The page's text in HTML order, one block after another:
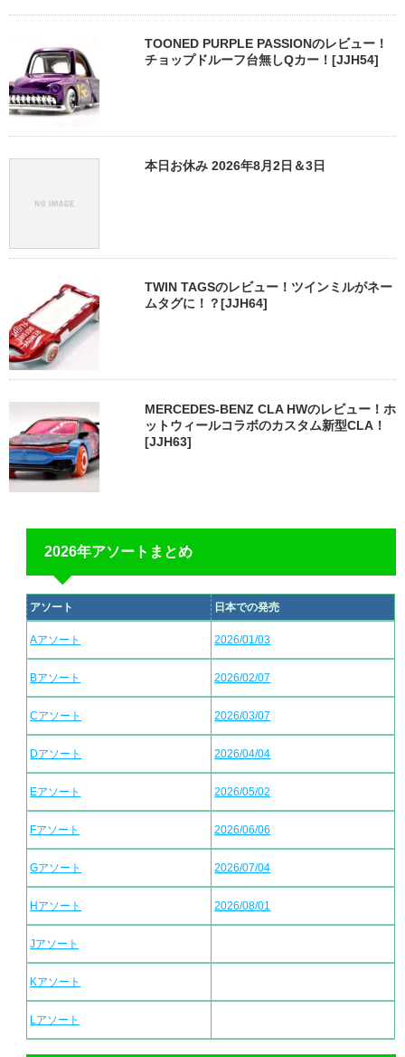
TOONED PURPLE PASSIONのレビュー！
チョップドルーフ台無しQカー！[JJH54]
本日お休み 2026年8月2日＆3日
TWIN TAGSのレビュー！ツインミルがネー
ムタグに！？[JJH64]
MERCEDES-BENZ CLA HWのレビュー！ホ
ットウィールコラボのカスタム新型CLA！
[JJH63]
2026年アソートまとめ
アソート 日本での発売
Aアソート 2026/01/03
Bアソート 2026/02/07
Cアソート 2026/03/07
Dアソート 2026/04/04
Eアソート 2026/05/02
Fアソート 2026/06/06
Gアソート 2026/07/04
Hアソート 2026/08/01
Jアソート
Kアソート
Lアソート